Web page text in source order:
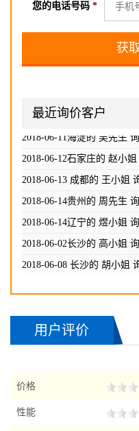
您的电话号码 *
最近询价客户
2018-06-08 长沙的 胡小姐
2018-06-10 信阳的 孙小姐
2018-06-11海淀的 吴先生
2018-06-12石家庄的 赵小
2018-06-13 成都的 王小姐
2018-06-14贵州的 周先生 询
2018-06-14辽宁的 煜小姐 询
2018-06-02长沙的 高小姐
2018-06-11海淀的 吴先生 询
2018-06-14贵州的 周先生 询
2018-06-14辽宁的 煜小姐 询
用户评价
价格
性能